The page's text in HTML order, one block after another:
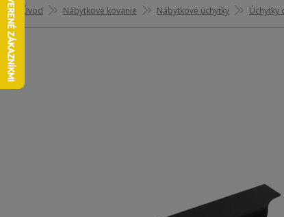
Úvod Nábytkové kovanie Nábytkové úchytky Úchytky